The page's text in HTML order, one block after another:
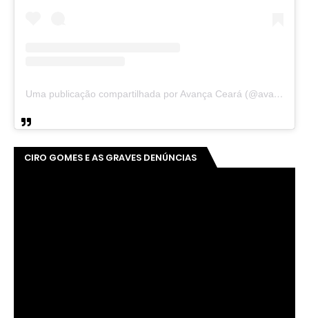
Uma publicação compartilhada por Avança Ceará (@avancaceara)
CIRO GOMES E AS GRAVES DENÚNCIAS